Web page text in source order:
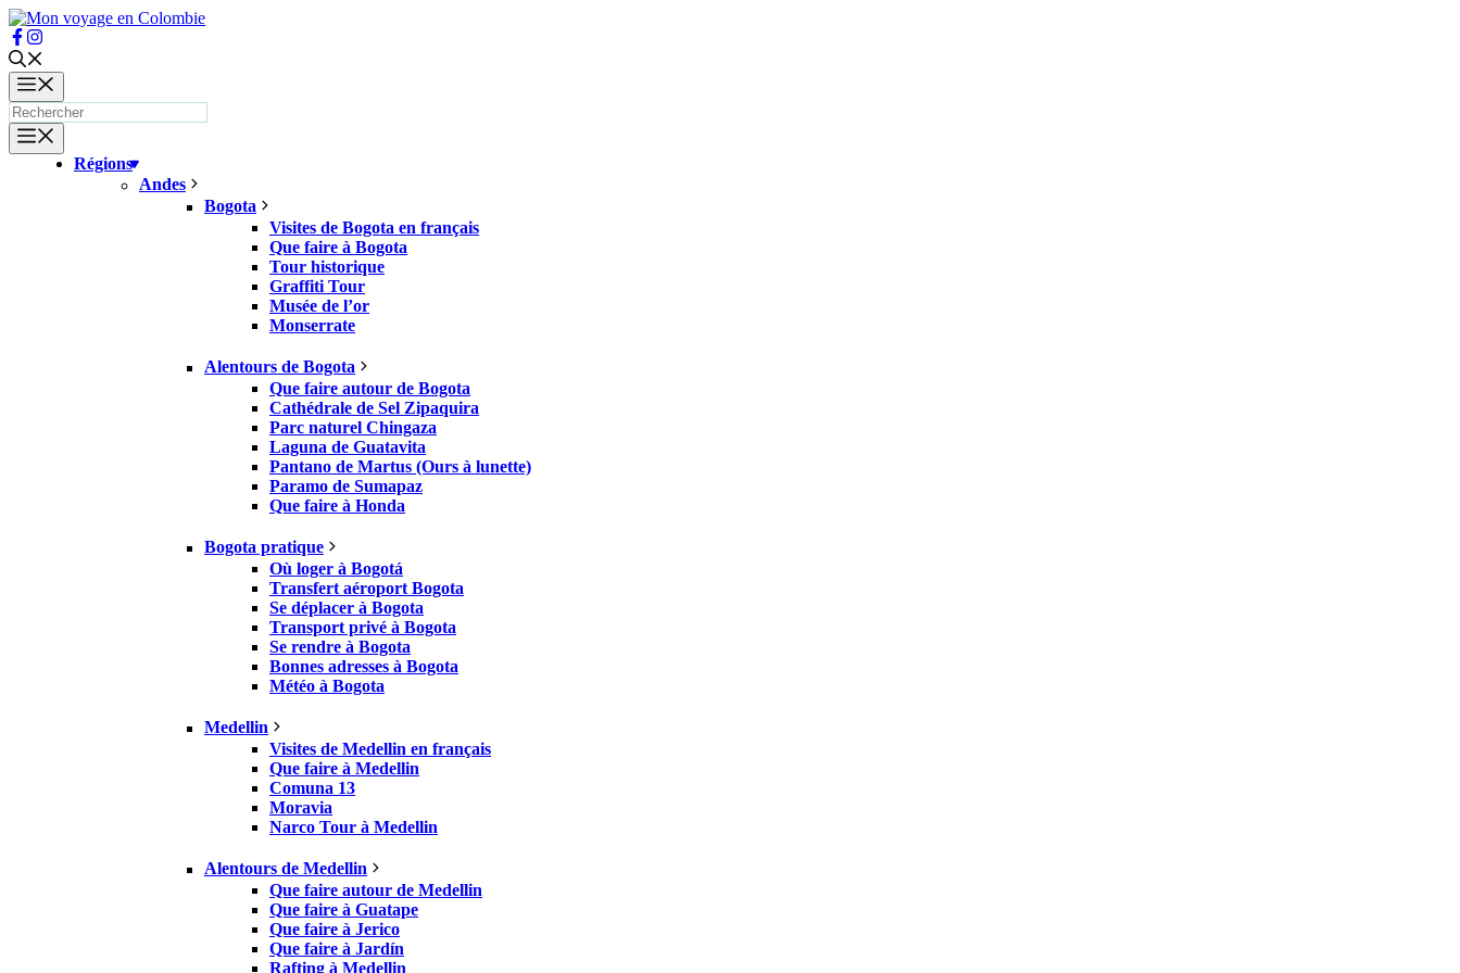
Aller
au
contenu
Régions
Andes
Bogota
Visites de Bogota en français
Que faire à Bogota
Tour historique
Graffiti Tour
Musée de l’or
Monserrate
Alentours de Bogota
Que faire autour de Bogota
Cathédrale de Sel Zipaquira
Parc naturel Chingaza
Laguna de Guatavita
Pantano de Martus (Ours à lunette)
Paramo de Sumapaz
Que faire à Honda
Bogota pratique
Où loger à Bogotá
Transfert aéroport Bogota
Se déplacer à Bogota
Transport privé à Bogota
Se rendre à Bogota
Bonnes adresses à Bogota
Météo à Bogota
Medellin
Visites de Medellin en français
Que faire à Medellin
Comuna 13
Moravia
Narco Tour à Medellin
Alentours de Medellin
Que faire autour de Medellin
Que faire à Guatape
Que faire à Jerico
Que faire à Jardín
Rafting à Medellin